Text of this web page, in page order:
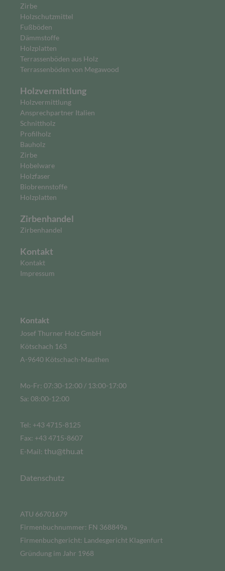
Zirbe
Holzschutzmittel
Fußböden
Dämmstoffe
Holzplatten
Terrassenböden aus Holz
Terrassenböden von Megawood
Holzvermittlung
Holzvermittlung
Ansprechpartner Italien
Schnittholz
Profilholz
Bauholz
Zirbe
Hobelware
Holzfaser
Biobrennstoffe
Holzplatten
Zirbenhandel
Zirbenhandel
Kontakt
Kontakt
Impressum
Kontakt
Josef Thurner Holz GmbH
Kötschach 163
A-9640 Kötschach-Mauthen
Mo-Fr: 07:30-12:00 / 13:00-17:00
Sa: 08:00-12:00
Tel: +43 4715-8125
Fax: +43 4715-8607
E-Mail: thu@thu.at
Datenschutz
ATU 66701679
Firmenbuchnummer: FN 368849a
Firmenbuchgericht: Landesgericht Klagenfurt
Gründung im Jahr 1968